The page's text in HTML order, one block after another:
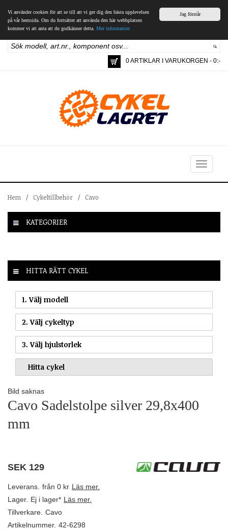
Jag förstår
Vi använder cookies för att se till att vi ger dig den bästa upplevelsen
på vår hemsida. Om du fortsätter att använda den här webbplatsen
kommer vi att anta att du godkänner detta. Mer information
0 ARTIKLAR I VARUKORGEN - 0:-
Toggle
navigation
Hem / Cykeltillbehör / Cavo
KATEGORIER
HITTA RÄTT CYKEL
1. Välj modell
2. Välj cykeltyp
3. Välj hjulstorlek
Bild saknas
Cavo Sadelstolpe silver 29,8x400
mm
SEK 129
Leverans. från 0 kr Läs mer.
Lager. Ej i lager* Läs mer.
Tillverkare. Cavo
Artikelnummer. 42-6298